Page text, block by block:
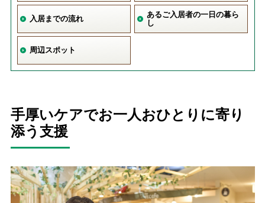
入居までの流れ
あるご入居者の一日の暮ら
し
周辺スポット
手厚いケアでお一人おひとりに寄り
添う支援